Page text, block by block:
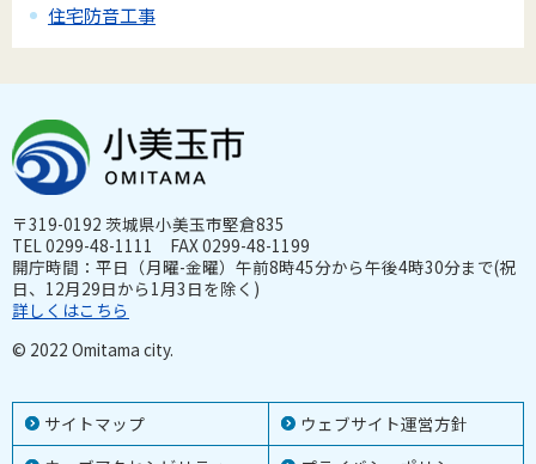
住宅防音工事
サイトマップ
ウェブサイト運営方針
〒319-0192 茨城県小美玉市堅倉835
TEL 0299-48-1111 FAX 0299-48-1199
開庁時間：平日（月曜-金曜）午前8時45分から午後4時30分まで(祝
日、12月29日から1月3日を除く)
詳しくはこちら
© 2022 Omitama city.